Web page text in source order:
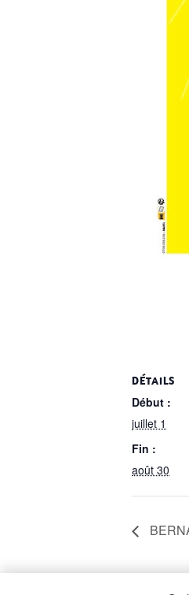
DÉTAILS
Début :
juillet 1
Fin :
août 30